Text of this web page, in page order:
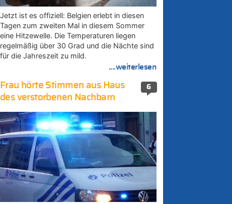
Jetzt ist es offiziell: Belgien erlebt in diesen
Tagen zum zweiten Mal in diesem Sommer
eine Hitzewelle. Die Temperaturen liegen
regelmäßig über 30 Grad und die Nächte sind
für die Jahreszeit zu mild.
....weiterlesen
6
Frau hörte Stimmen aus Haus
des verstorbenen Nachbarn